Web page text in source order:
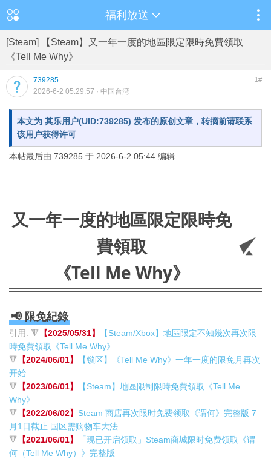
福利放送
[Steam] 【Steam】又一年一度的地區限定限時免費領取
《Tell Me Why》
739285 1#
2026-6-2 05:29:57 · 中国台湾
本文为 其乐用户(UID:739285) 发布的原创文章，转摘前请联系
该用户获得许可
本帖最后由 739285 于 2026-6-2 05:44 编辑
又一年一度的地區限定限時免
費領取
《Tell Me Why》
📢 限免紀錄
引用: 🔻 【2025/05/31】
【Steam/Xbox】地區限定不知幾次再次限
時免費領取《Tell Me Why》
🔻
【2024/06/01】
【锁区】《Tell Me Why》一年一度的限免月再次
开始
🔻
【2023/06/01】
【Steam】地區限制限時免費領取《Tell Me
Why》
🔻
【2022/06/02】 Steam 商店再次限时免费领取《谓何》完整版 7
月1日截止 国区需购物车大法
🔻
【2021/06/01】
「现已开启领取」Steam商城限时免费领取《谓
何（Tell Me Why）》完整版